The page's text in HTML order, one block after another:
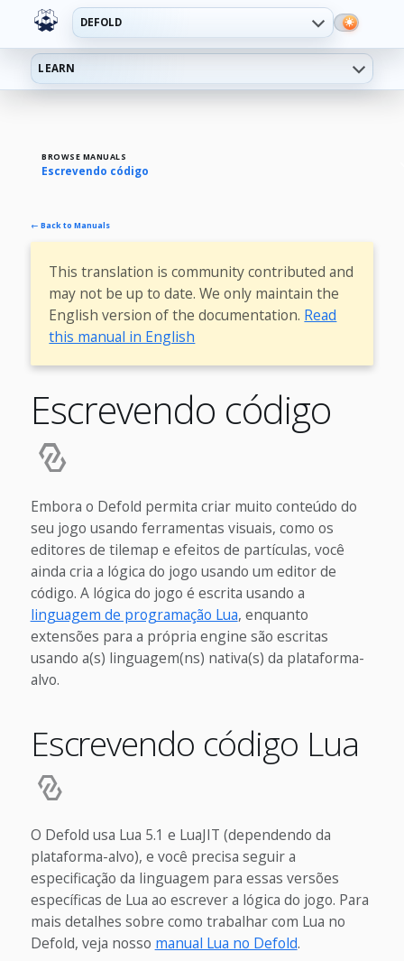
DEFOLD
LEARN
BROWSE MANUALS
Escrevendo código
← Back to Manuals
This translation is community contributed and
may not be up to date. We only maintain the
English version of the documentation. Read
this manual in English
Escrevendo código
Embora o Defold permita criar muito conteúdo do
seu jogo usando ferramentas visuais, como os
editores de tilemap e efeitos de partículas, você
ainda cria a lógica do jogo usando um editor de
código. A lógica do jogo é escrita usando a
linguagem de programação Lua, enquanto
extensões para a própria engine são escritas
usando a(s) linguagem(ns) nativa(s) da plataforma-
alvo.
Escrevendo código Lua
O Defold usa Lua 5.1 e LuaJIT (dependendo da
plataforma-alvo), e você precisa seguir a
especificação da linguagem para essas versões
específicas de Lua ao escrever a lógica do jogo. Para
mais detalhes sobre como trabalhar com Lua no
Defold, veja nosso manual Lua no Defold.